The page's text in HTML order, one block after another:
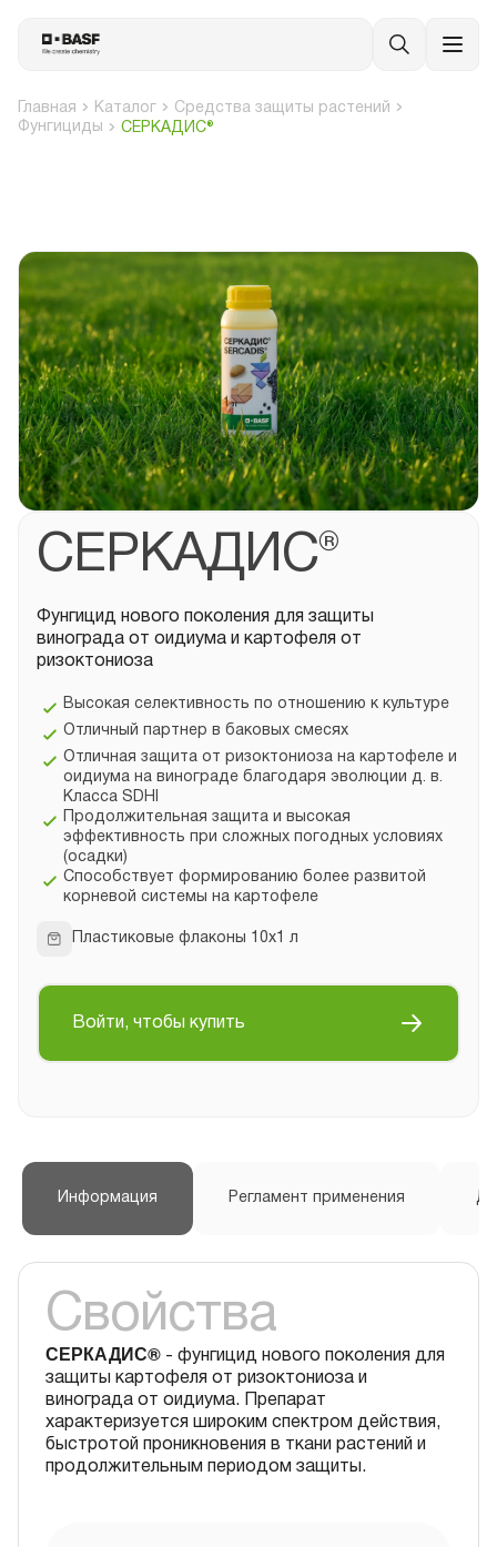
Главная Каталог
Средства защиты растений
Фунгициды
СЕРКАДИС®
СЕРКАДИС®
Фунгицид нового поколения для защиты
винограда от оидиума и картофеля от
ризоктониоза
Высокая селективность по отношению к культуре
Отличный партнер в баковых смесях
Отличная защита от ризоктониоза на картофеле и
оидиума на винограде благодаря эволюции д. в.
Класса SDHI
Продолжительная защита и высокая
эффективность при сложных погодных условиях
(осадки)
Способствует формированию более развитой
корневой системы на картофеле
Пластиковые флаконы 10х1 л
Войти, чтобы купить
Информация Регламент применения
Свойства
СЕРКАДИС® - фунгицид нового поколения для
защиты картофеля от ризоктониоза и
винограда от оидиума. Препарат
характеризуется широким спектром действия,
быстротой проникновения в ткани растений и
продолжительным периодом защиты.